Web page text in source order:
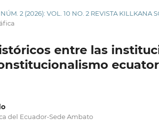
2 (2026): VOL. 10 NO. 2 REVISTA KILLKANA
entre las
del Ecuador-Sede Ambato